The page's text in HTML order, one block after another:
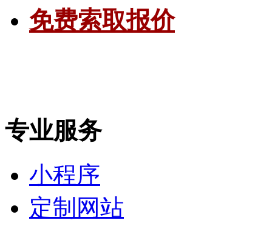
免费索取报价
专业服务
小程序
定制网站